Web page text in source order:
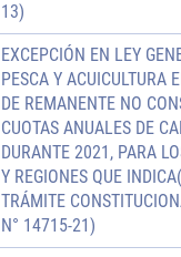
13)
EXCEPCIÓN EN LEY
PESCA Y ACUICULTURA
DE REMANENTE NO
CUOTAS ANUALES DE
DURANTE 2021, PARA
Y REGIONES QUE
TRÁMITE
N° 14715-21)